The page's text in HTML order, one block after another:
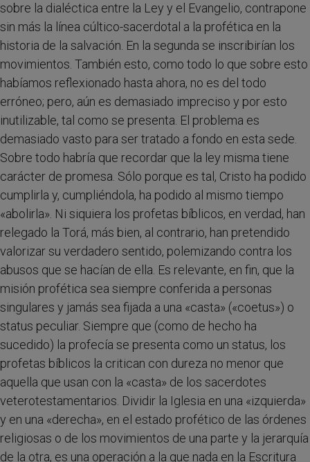
sobre la dialéctica entre la Ley y el Evangelio, contrapone
sin más la línea cúltico-sacerdotal a la profética en la
historia de la salvación. En la segunda se inscribirían los
movimientos. También esto, como todo lo que sobre esto
habíamos reflexionado hasta ahora, no es del todo
erróneo; pero, aún es demasiado impreciso y por esto
inutilizable, tal como se presenta. El problema es
demasiado vasto para ser tratado a fondo en esta sede.
Sobre todo habría que recordar que la ley misma tiene
carácter de promesa. Sólo porque es tal, Cristo ha podido
cumplirla y, cumpliéndola, ha podido al mismo tiempo
«abolirla». Ni siquiera los profetas bíblicos, en verdad, han
relegado la Torá, más bien, al contrario, han pretendido
valorizar su verdadero sentido, polemizando contra los
abusos que se hacían de ella. Es relevante, en fin, que la
misión profética sea siempre conferida a personas
singulares y jamás sea fijada a una «casta» («coetus») o
status peculiar. Siempre que (como de hecho ha
sucedido) la profecía se presenta como un status, los
profetas bíblicos la critican con dureza no menor que
aquella que usan con la «casta» de los sacerdotes
veterotestamentarios. Dividir la Iglesia en una «izquierda»
y en una «derecha», en el estado profético de las órdenes
religiosas o de los movimientos de una parte y la jerarquía
de la otra, es una operación a la que nada en la Escritura